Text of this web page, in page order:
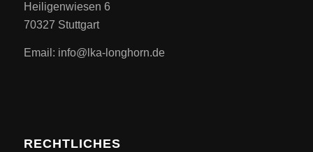
Heiligenwiesen 6
70327 Stuttgart
Email: info@lka-longhorn.de
RECHTLICHES